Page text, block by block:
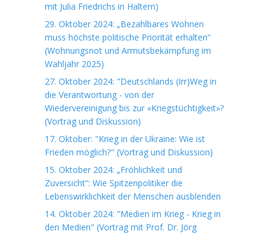
mit Julia Friedrichs in Haltern)
29. Oktober 2024: „Bezahlbares Wohnen
muss höchste politische Priorität erhalten“
(Wohnungsnot und Armutsbekämpfung im
Wahljahr 2025)
27. Oktober 2024: "Deutschlands (Irr)Weg in
die Verantwortung - von der
Wiedervereinigung bis zur «Kriegstüchtigkeit»?
(Vortrag und Diskussion)
17. Oktober: "Krieg in der Ukraine: Wie ist
Frieden möglich?" (Vortrag und Diskussion)
15. Oktober 2024: „Fröhlichkeit und
Zuversicht“: Wie Spitzenpolitiker die
Lebenswirklichkeit der Menschen ausblenden
14. Oktober 2024: "Medien im Krieg - Krieg in
den Medien" (Vortrag mit Prof. Dr. Jörg